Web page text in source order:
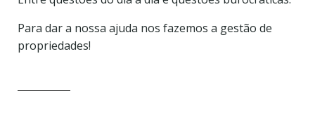
Para dar a nossa ajuda nos fazemos a gestão de
propriedades!